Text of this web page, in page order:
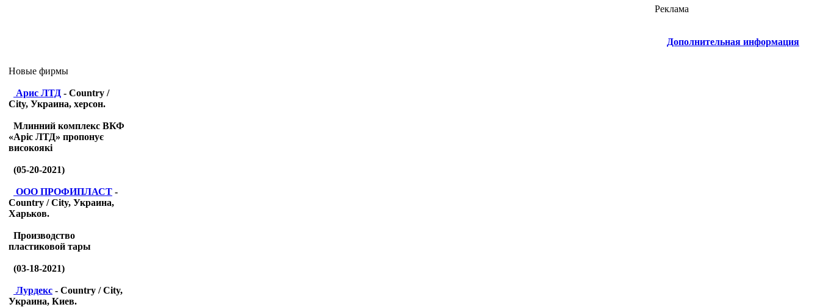
Новые фирмы
Арис ЛТД - Country /
City, Украина, херсон.
Млинний комплекс ВКФ
«Аріс ЛТД» пропонує
високоякі
(05-20-2021)
ООО ПРОФИПЛАСТ -
Country / City, Украина,
Харьков.
Производство
пластиковой тары
(03-18-2021)
Лурдекс - Country / City,
Украина, Киев.
Реклама
Дополнительная информация